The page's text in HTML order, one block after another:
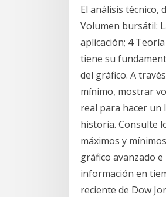
El análisis técnico,
Volumen bursátil:
aplicación; 4
tiene su
del gráfico. A
mínimo, mostrar
real para hacer un
historia. Consulte
máximos y
gráfico avanzado
información en
reciente de Dow